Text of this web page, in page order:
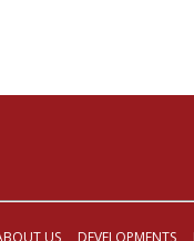
US DEVELOPMENTS